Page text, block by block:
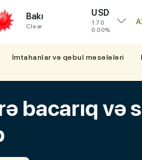
Bakı
Clear
USD
1.70
0.00%
İmtahanlar və qəbul məsələləri
bacarıq və